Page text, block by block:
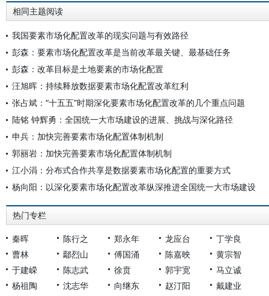
相同主题阅读
我国要素市场化配置改革的现实问题与有效路径
彭森：要素市场化配置改革是当前改革最关键、最基础任务
彭森：改革目标是土地要素的市场化配置
汪旭晖：持续释放数据要素市场化配置改革红利
张占斌：“十五五”时期深化要素市场化配置改革的几个重点问题
陆铭 钟辉勇：全国统一大市场建设的进展、挑战与深化路径
申兵：加快完善要素市场化配置体制机制
郭丽岩：加快完善要素市场化配置体制机制
江小涓：分布式合作共享是数据要素市场化配置的重要方式
杨向阳：以深化要素市场化配置改革纵深推进全国统一大市场建设
热门专栏
秦晖 陈行之 郑永年 龙应台
丁学良
曹林
鄢烈山 傅国涌 陈嘉映
黄宗智
于建嵘
陈志武 徐贲 郭宇宽
马立诚
杨祖陶
沈志华 向继东 赵汀阳
戴建业